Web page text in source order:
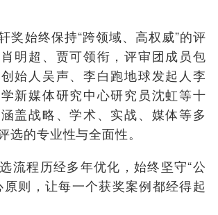
奖始终保持“跨领域、高权威”的评
明超、贾可领衔，评审团成员包
始人吴声、李白跑地球发起人李
新媒体研究中心研究员沈虹等十
盖战略、学术、实战、媒体等多
选的专业性与全面性。
流程历经多年优化，始终坚守“公
原则，让每一个获奖案例都经得起